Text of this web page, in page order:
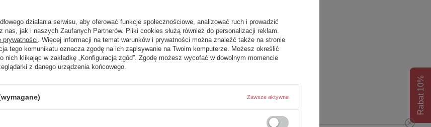
na dostawę z produkcji (dni): 0
Gwarancja w miesiącach 72
kolor Czarny Mat
Rabat 10%
działania serwisu, aby oferować funkcje społecznościowe, analizować ruch i prowadzić
nas, jak i naszych Zaufanych Partnerów. Pliki cookies służą również do personalizacji reklam.
prywatności. Więcej informacji na temat warunków i prywatności można znaleźć także na stronie
tego komunikatu oznacza zgodę na ich zapisywanie na Twoim komputerze. Możesz określić
nich klikając w zakładkę „Konfiguracja zgód”. Zgodę możesz wycofać w dowolnym momencie
z danego urządzenia końcowego.
Zawsze aktywne